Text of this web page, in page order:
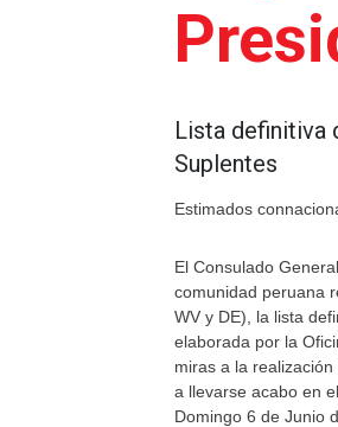
Lista definitiva
Suplentes
Estimados
El Consulado
comunidad peruana
WV y DE), la lista
elaborada por la
miras a la
a llevarse acabo en
Domingo 6 de Junio